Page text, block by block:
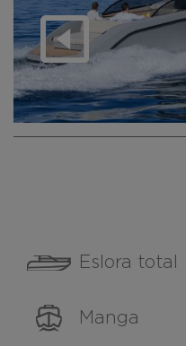
Eslora total
Manga